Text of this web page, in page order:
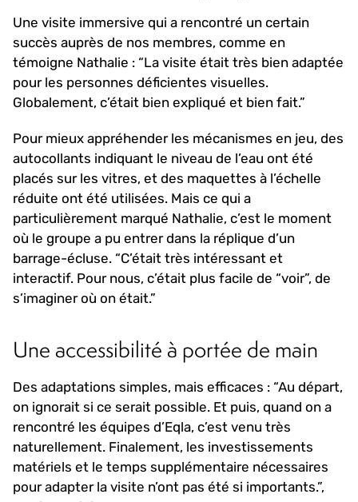
Une visite immersive qui a rencontré un certain
succès auprès de nos membres, comme en
témoigne Nathalie : “La visite était très bien adaptée
pour les personnes déficientes visuelles.
Globalement, c’était bien expliqué et bien fait.”
Pour mieux appréhender les mécanismes en jeu, des
autocollants indiquant le niveau de l’eau ont été
placés sur les vitres, et des maquettes à l’échelle
réduite ont été utilisées. Mais ce qui a
particulièrement marqué Nathalie, c’est le moment
où le groupe a pu entrer dans la réplique d’un
barrage-écluse. “C’était très intéressant et
interactif. Pour nous, c’était plus facile de “voir”, de
s’imaginer où on était.”
Une accessibilité à portée de main
Des adaptations simples, mais efficaces : “Au départ,
on ignorait si ce serait possible. Et puis, quand on a
rencontré les équipes d’Eqla, c’est venu très
naturellement. Finalement, les investissements
matériels et le temps supplémentaire nécessaires
pour adapter la visite n’ont pas été si importants.”,